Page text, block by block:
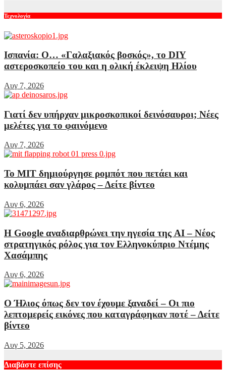
Τεχνολογία
Ισπανία: Ο… «Γαλαξιακός βοσκός», το DIY
αστεροσκοπείο του και η ολική έκλειψη Ηλίου
Αυγ 7, 2026
Γιατί δεν υπήρχαν μικροσκοπικοί δεινόσαυροι; Νέες
μελέτες για το φαινόμενο
Αυγ 7, 2026
Το MIT δημιούργησε ρομπότ που πετάει και
κολυμπάει σαν γλάρος – Δείτε βίντεο
Αυγ 6, 2026
Η Google αναδιαρθρώνει την ηγεσία της AI – Νέος
στρατηγικός ρόλος για τον Ελληνοκύπριο Ντέμης
Χασάμπης
Αυγ 6, 2026
Ο Ήλιος όπως δεν τον έχουμε ξαναδεί – Οι πιο
λεπτομερείς εικόνες που καταγράφηκαν ποτέ – Δείτε
βίντεο
Αυγ 5, 2026
Διαβάστε επίσης